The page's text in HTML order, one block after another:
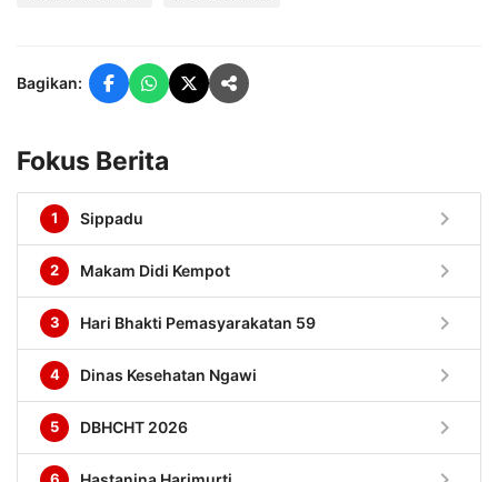
Bagikan:
Fokus Berita
1 Sippadu chevron_right
2 Makam Didi Kempot chevron_right
3 Hari Bhakti Pemasyarakatan 59 chevron_right
4 Dinas Kesehatan Ngawi chevron_right
5 DBHCHT 2026 chevron_right